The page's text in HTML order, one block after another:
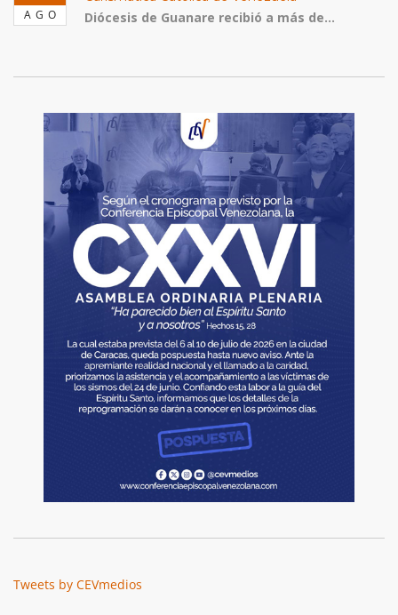
AGO Diócesis de Guanare recibió a más de...
Tweets by CEVmedios